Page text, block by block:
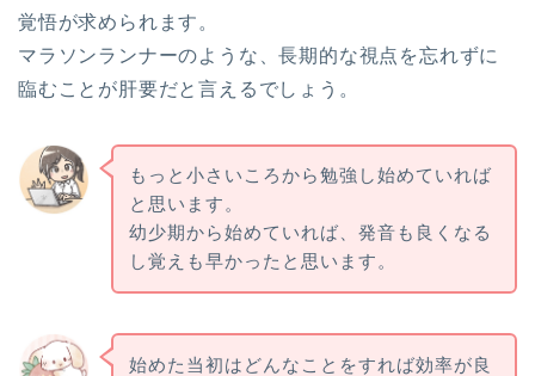
覚悟が求められます。
マラソンランナーのような、長期的な視点を忘れずに
臨むことが肝要だと言えるでしょう。
もっと小さいころから勉強し始めていれば
と思います。
幼少期から始めていれば、発音も良くなる
し覚えも早かったと思います。
始めた当初はどんなことをすれば効率が良